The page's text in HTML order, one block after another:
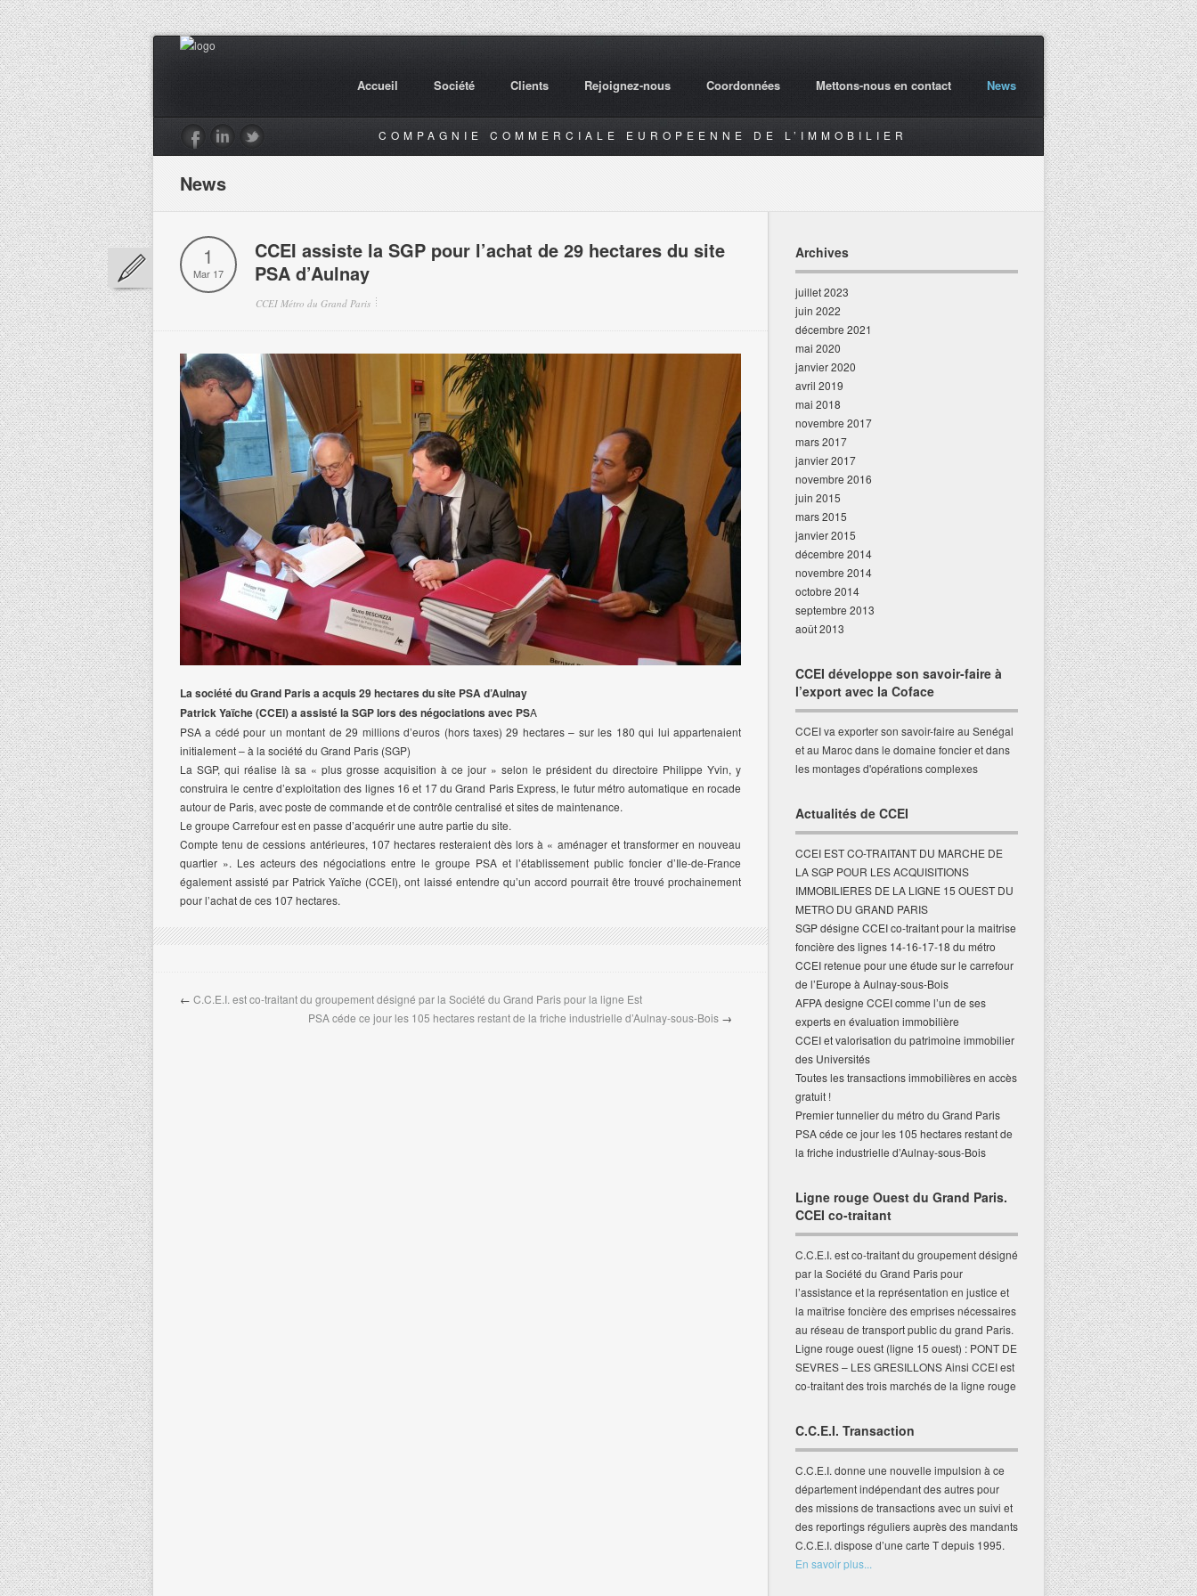
Accueil Société Clients Rejoignez-nous Coordonnées Mettons-nous en contact News
COMPAGNIE COMMERCIALE EUROPEENNE DE L’IMMOBILIER
News
1
Mar 17
CCEI assiste la SGP pour l’achat de 29 hectares du site
PSA d’Aulnay
CCEI Métro du Grand Paris
La société du Grand Paris a acquis 29 hectares du site PSA d’Aulnay
Patrick Yaïche (CCEI) a assisté la SGP lors des négociations avec PSA
PSA a cédé pour un montant de 29 millions d’euros (hors taxes) 29 hectares – sur les 180 qui lui appartenaient
initialement – à la société du Grand Paris (SGP)
La SGP, qui réalise là sa « plus grosse acquisition à ce jour » selon le président du directoire Philippe Yvin, y
construira le centre d’exploitation des lignes 16 et 17 du Grand Paris Express, le futur métro automatique en rocade
autour de Paris, avec poste de commande et de contrôle centralisé et sites de maintenance.
Le groupe Carrefour est en passe d’acquérir une autre partie du site.
Compte tenu de cessions antérieures, 107 hectares resteraient dès lors à « aménager et transformer en nouveau
quartier ». Les acteurs des négociations entre le groupe PSA et l’établissement public foncier d’Ile-de-France
également assisté par Patrick Yaïche (CCEI), ont laissé entendre qu’un accord pourrait être trouvé prochainement
pour l’achat de ces 107 hectares.
← C.C.E.I. est co-traitant du groupement désigné par la Société du Grand Paris pour la ligne Est
PSA céde ce jour les 105 hectares restant de la friche industrielle d’Aulnay-sous-Bois →
Archives
juillet 2023
juin 2022
décembre 2021
mai 2020
janvier 2020
avril 2019
mai 2018
novembre 2017
mars 2017
janvier 2017
novembre 2016
juin 2015
mars 2015
janvier 2015
décembre 2014
novembre 2014
octobre 2014
septembre 2013
août 2013
CCEI développe son savoir-faire à
l’export avec la Coface
CCEI va exporter son savoir-faire au Senégal
et au Maroc dans le domaine foncier et dans
les montages d'opérations complexes
Actualités de CCEI
CCEI EST CO-TRAITANT DU MARCHE DE
LA SGP POUR LES ACQUISITIONS
IMMOBILIERES DE LA LIGNE 15 OUEST DU
METRO DU GRAND PARIS
SGP désigne CCEI co-traitant pour la maitrise
foncière des lignes 14-16-17-18 du métro
CCEI retenue pour une étude sur le carrefour
de l’Europe à Aulnay-sous-Bois
AFPA designe CCEI comme l’un de ses
experts en évaluation immobilière
CCEI et valorisation du patrimoine immobilier
des Universités
Toutes les transactions immobilières en accès
gratuit !
Premier tunnelier du métro du Grand Paris
PSA céde ce jour les 105 hectares restant de
la friche industrielle d’Aulnay-sous-Bois
Ligne rouge Ouest du Grand Paris.
CCEI co-traitant
C.C.E.I. est co-traitant du groupement désigné
par la Société du Grand Paris pour
l’assistance et la représentation en justice et
la maîtrise foncière des emprises nécessaires
au réseau de transport public du grand Paris.
Ligne rouge ouest (ligne 15 ouest) : PONT DE
SEVRES – LES GRESILLONS Ainsi CCEI est
co-traitant des trois marchés de la ligne rouge
C.C.E.I. Transaction
C.C.E.I. donne une nouvelle impulsion à ce
département indépendant des autres pour
des missions de transactions avec un suivi et
des reportings réguliers auprès des mandants
C.C.E.I. dispose d’une carte T depuis 1995.
En savoir plus...